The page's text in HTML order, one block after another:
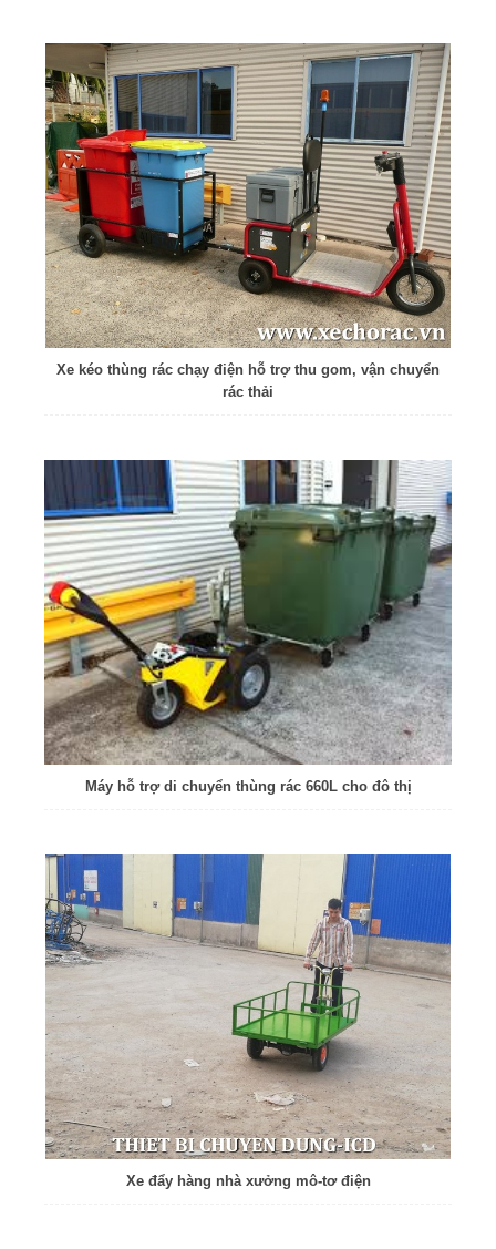
Xe kéo thùng rác chạy điện hỗ trợ thu gom, vận chuyển
rác thải
Máy hỗ trợ di chuyển thùng rác 660L cho đô thị
Xe đẩy hàng nhà xưởng mô-tơ điện